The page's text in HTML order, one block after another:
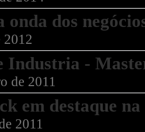
onda dos
Industria -
de 2011
em destaque
2011